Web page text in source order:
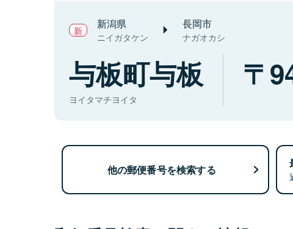
新潟県
ニイガタケン
長岡市
ナガオカシ
与板町与板
ヨイタマチヨイタ
他の郵便番号を検索する